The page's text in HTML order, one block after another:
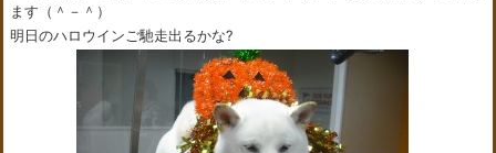
ます（＾－＾）
明日のハロウインご馳走出るかな?